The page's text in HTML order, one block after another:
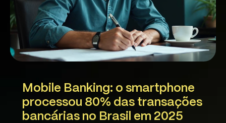
Mobile Banking: o smartphone
processou 80% das transações
bancárias no Brasil em 2025